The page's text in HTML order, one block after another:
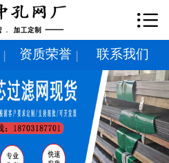
关于我们
产品展示
新闻中心
技术支持

| 资质荣誉 | 联系我们